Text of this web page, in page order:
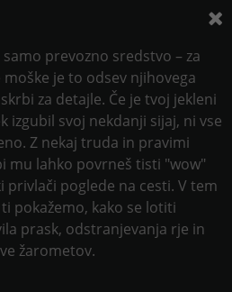
prevozno sredstvo – za
moške je to odsev njihovega
za detajle. Če je tvoj jekleni
izgubil svoj nekdanji sijaj, ni vse
Z nekaj truda in pravimi
mu lahko povrneš tisti "wow"
privlači poglede na cesti. V tem
pokažemo, kako se lotiti
prask, odstranjevanja rje in
žarometov.